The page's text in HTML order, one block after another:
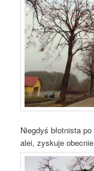
Niegdyś błotnista
alei, zyskuje